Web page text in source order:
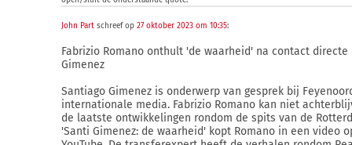
John Part schreef op27 oktober 2023 om 10:35:
Fabrizio Romano onthult 'de waarheid' na contact directe
Gimenez
Santiago Gimenez is onderwerp van gesprek bij
internationale media. Fabrizio Romano kan niet
de laatste ontwikkelingen rondom de spits van de
'Santi Gimenez: de waarheid' kopt Romano in een video